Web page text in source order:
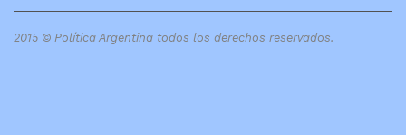
2015 © Política Argentina todos los derechos reservados.